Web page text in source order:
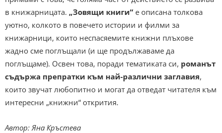
в книжарницата. „Зовящи книги“ е описана толкова
уютно, колкото в повечето истории и филми за
книжарници, които неспасяемите книжни плъхове
жадно сме поглъщали (и ще продължаваме да
поглъщаме). Освен това, поради тематиката си, романът
съдържа препратки към най-различни заглавия,
които звучат любопитно и могат да отведат читателя към
интересни „книжни“ открития.
Автор: Яна Кръстева